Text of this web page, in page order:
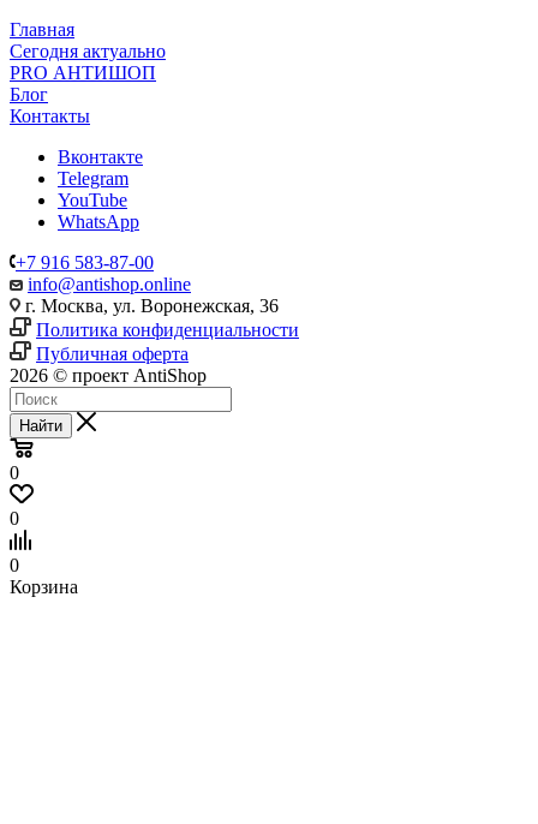
Главная
Сегодня актуально
PRO АНТИШОП
Блог
Контакты
Вконтакте
Telegram
YouTube
WhatsApp
+7 916 583-87-00
info@antishop.online
г. Москва, ул. Воронежская, 36
Политика конфиденциальности
Публичная оферта
2026 © проект AntiShop
Найти
0
0
0
Корзина